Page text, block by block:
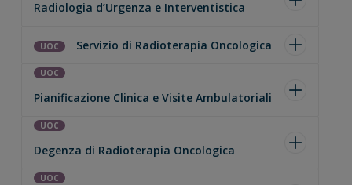
Radiologia d’Urgenza e Interventistica
UOC Servizio di Radioterapia Oncologica
UOC
Pianificazione Clinica e Visite Ambulatoriali
UOC
Degenza di Radioterapia Oncologica
UOC